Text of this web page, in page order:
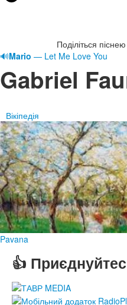
Поділіться
🔊Mario — Let Me Love You
Gabriel
Вікіпедія
Pavana
👍